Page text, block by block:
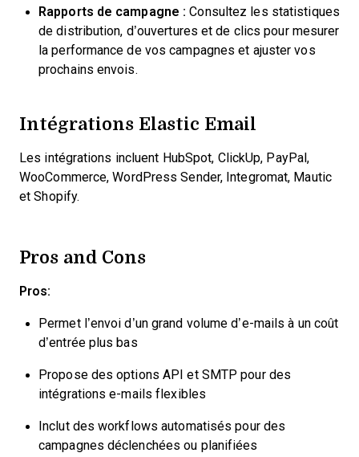
Rapports de campagne : Consultez les statistiques
de distribution, d’ouvertures et de clics pour mesurer
la performance de vos campagnes et ajuster vos
prochains envois.
Intégrations Elastic Email
Les intégrations incluent HubSpot, ClickUp, PayPal,
WooCommerce, WordPress Sender, Integromat, Mautic
et Shopify.
Pros and Cons
Pros:
Permet l’envoi d’un grand volume d’e-mails à un coût
d’entrée plus bas
Propose des options API et SMTP pour des
intégrations e-mails flexibles
Inclut des workflows automatisés pour des
campagnes déclenchées ou planifiées